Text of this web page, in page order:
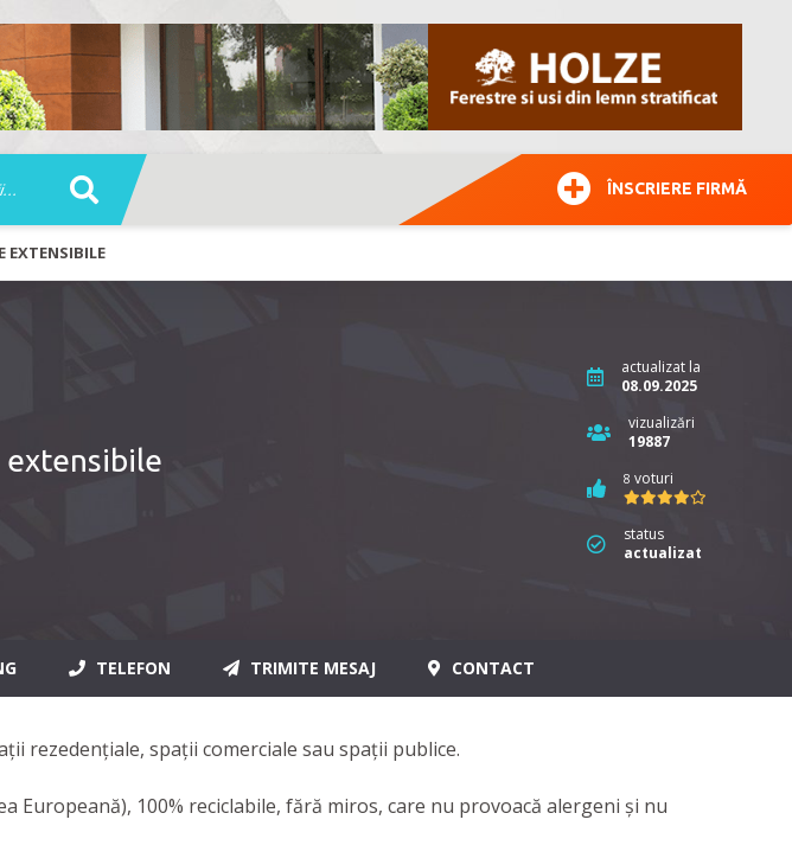
ÎNSCRIERE FIRMĂ
EXTENSIBILE
extensibile
actualizat la
08.09.2025
vizualizări
19887
8 voturi
status
actualizat
TELEFON TRIMITE MESAJ CONTACT
rezedențiale, spații comerciale sau spații publice.
Europeană), 100% reciclabile, fără miros, care nu provoacă alergeni și nu